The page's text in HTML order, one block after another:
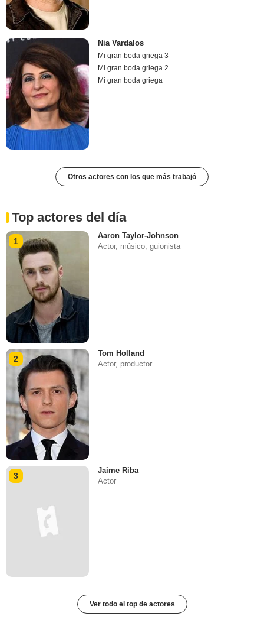
Nia Vardalos
Mi gran boda griega 3
Mi gran boda griega 2
Mi gran boda griega
Otros actores con los que más trabajó
Top actores del día
1
Aaron Taylor-Johnson
Actor, músico, guionista
2
Tom Holland
Actor, productor
3
Jaime Riba
Actor
Ver todo el top de actores